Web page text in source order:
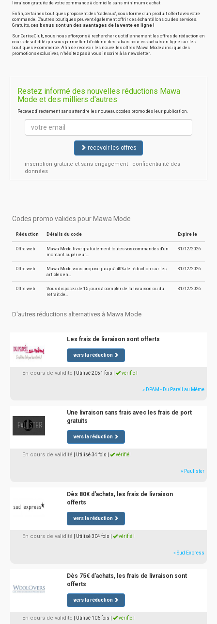
livraison gratuite de votre commande à domicile sans minimum d'achat
Enfin, certaines boutiques proposent des "cadeaux", sous forme d'un produit offert avec votre
commande. D'autres boutiques peuvent également offrir des échantillons ou des services.
Gratuits, ces bonus sont un des avantages de la vente en ligne !
Sur CeriseClub, nous nous efforçons à rechercher quotidiennement les offres de réduction en
cours de validité qui vous permettent d'obtenir des rabais pour vos achats en ligne sur les
boutiques e-commerce. Afin de recevoir les nouvelles offres Mawa Mode ainsi que des
promotions exclusives, n'hésitez pas à vous inscrire à la newsletter.
Restez informé des nouvelles réductions Mawa
Mode et des milliers d'autres
Recevez directement sans attendre les nouveaux codes promo dès leur publication.
recevoir les offres
inscription gratuite et sans engagement - confidentialité des
données
Codes promo valides pour Mawa Mode
Réduction Détails du code Expire le
Offre web
Mawa Mode livre gratuitement toutes vos commandes d'un
montant supérieur…
31/12/2026
Offre web
Mawa Mode vous propose jusqu'à 40% de réduction sur les
articles en…
31/12/2026
Offre web
Vous disposez de 15 jours à compter de la livraison ou du
retrait de…
31/12/2026
D'autres réductions alternatives à Mawa Mode
Les frais de livraison sont offerts
vers la réduction
En cours de validité | Utilisé 2051 fois vérifié !
» DPAM - Du Pareil au Même
Une livraison sans frais avec les frais de port
gratuits
vers la réduction
En cours de validité | Utilisé 34 fois vérifié !
» Paullster
Dès 80€ d'achats, les frais de livraison
offerts
vers la réduction
En cours de validité | Utilisé 304 fois vérifié !
» Sud Express
Dès 75€ d'achats, les frais de livraison sont
offerts
vers la réduction
En cours de validité | Utilisé 106 fois vérifié !